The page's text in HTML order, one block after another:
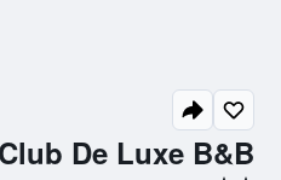
De Luxe B&B